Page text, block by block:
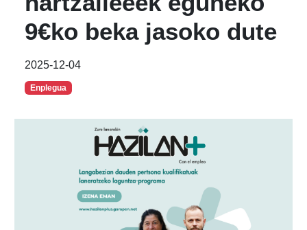
9€ko beka jasoko dute
2025-12-04
Enplegua